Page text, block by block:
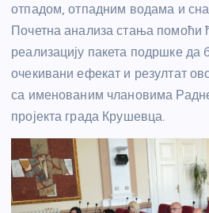
отпадом, отпадним водама и
Почетна анализа стања помоћи
реализацију пакета подршке да
очекивани ефекат и резултат
са именованим члановима
пројекта града Крушевца.